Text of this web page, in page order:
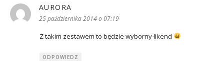
AURORA
25 października 2014 o 07:19
Z takim zestawem to będzie wyborny łikend
ODPOWIEDZ